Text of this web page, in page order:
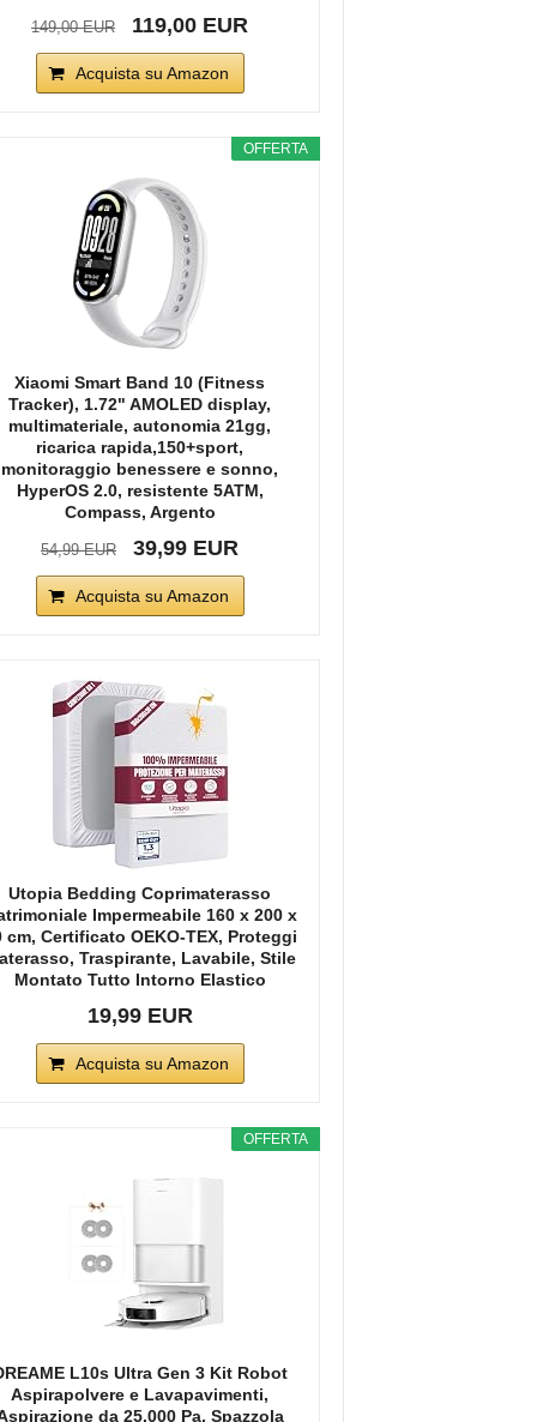
149,00 EUR 119,00 EUR
Acquista su Amazon
OFFERTA
Xiaomi Smart Band 10 (Fitness
Tracker), 1.72" AMOLED display,
multimateriale, autonomia 21gg,
ricarica rapida,150+sport,
monitoraggio benessere e sonno,
HyperOS 2.0, resistente 5ATM,
Compass, Argento
54,99 EUR 39,99 EUR
Acquista su Amazon
Utopia Bedding Coprimaterasso
Impermeabile 160 x 200 x
cm, Certificato OEKO-TEX, Proteggi
Traspirante, Lavabile, Stile
Montato Tutto Intorno Elastico
19,99 EUR
Acquista su Amazon
OFFERTA
L10s Ultra Gen 3 Kit Robot
Aspirapolvere e Lavapavimenti,
da 25.000 Pa, Spazzola